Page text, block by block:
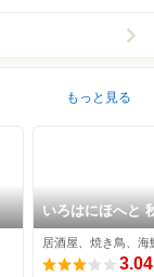
もっと見る
いろはにほへと
駅前店
居酒屋、焼き鳥、海
3.04